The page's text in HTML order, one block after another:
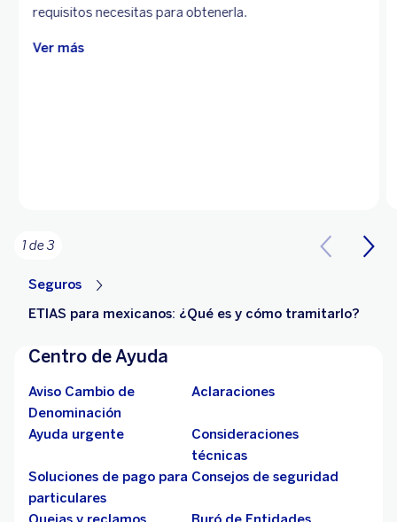
requisitos necesitas para obtenerla.
Ver más
1 de 3
Seguros
ETIAS para mexicanos: ¿Qué es y cómo tramitarlo?
Centro de Ayuda
Aviso Cambio de
Denominación
Aclaraciones
Ayuda urgente
Consideraciones
técnicas
Soluciones de pago para
particulares
Consejos de seguridad